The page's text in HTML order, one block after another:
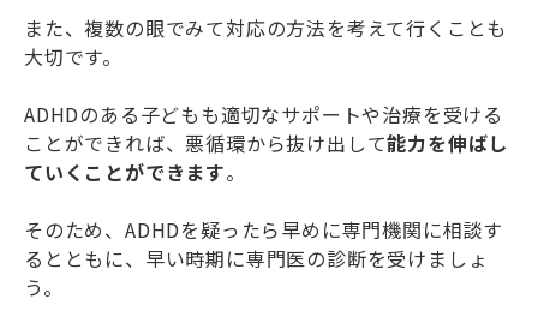
また、複数の眼でみて対応の方法を考えて行くことも
大切です。
ADHDのある子どもも適切なサポートや治療を受ける
ことができれば、悪循環から抜け出して能力を伸ばし
ていくことができます。
そのため、ADHDを疑ったら早めに専門機関に相談す
るとともに、早い時期に専門医の診断を受けましょ
う。